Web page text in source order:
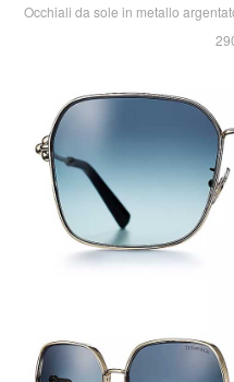
Occhiali da sole in metallo